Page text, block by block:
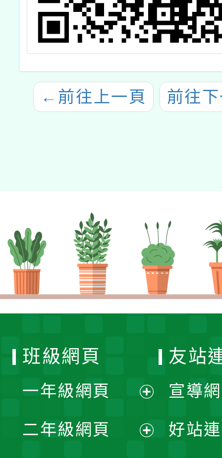
← 前往上一頁 前往
班級網頁
一年級網頁
開
二年級網頁
友站
宣導
好站